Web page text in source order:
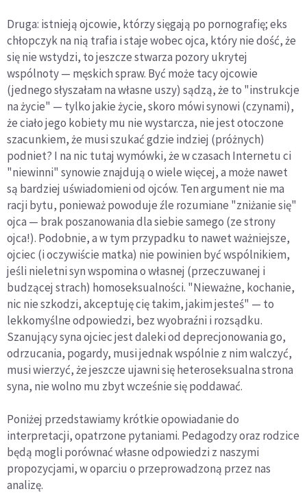
Druga: istnieją ojcowie, którzy sięgają po pornografię; eks
chłopczyk na nią trafia i staje wobec ojca, który nie dość, że
się nie wstydzi, to jeszcze stwarza pozory ukrytej
wspólnoty — męskich spraw. Być może tacy ojcowie
(jednego słyszałam na własne uszy) sądzą, że to "instrukcje
na życie" — tylko jakie życie, skoro mówi synowi (czynami),
że ciało jego kobiety mu nie wystarcza, nie jest otoczone
szacunkiem, że musi szukać gdzie indziej (próżnych)
podniet? I na nic tutaj wymówki, że w czasach Internetu ci
"niewinni" synowie znajdują o wiele więcej, a może nawet
są bardziej uświadomieni od ojców. Ten argument nie ma
racji bytu, ponieważ powoduje źle rozumiane "zniżanie się"
ojca — brak poszanowania dla siebie samego (ze strony
ojca!). Podobnie, a w tym przypadku to nawet ważniejsze,
ojciec (i oczywiście matka) nie powinien być wspólnikiem,
jeśli nieletni syn wspomina o własnej (przeczuwanej i
budzącej strach) homoseksualności. "Nieważne, kochanie,
nic nie szkodzi, akceptuję cię takim, jakim jesteś" — to
lekkomyślne odpowiedzi, bez wyobraźni i rozsądku.
Szanujący syna ojciec jest daleki od deprecjonowania go,
odrzucania, pogardy, musi jednak wspólnie z nim walczyć,
musi wierzyć, że jeszcze ujawni się heteroseksualna strona
syna, nie wolno mu zbyt wcześnie się poddawać.
Poniżej przedstawiamy krótkie opowiadanie do
interpretacji, opatrzone pytaniami. Pedagodzy oraz rodzice
będą mogli porównać własne odpowiedzi z naszymi
propozycjami, w oparciu o prze­prowadzoną przez nas
analizę.